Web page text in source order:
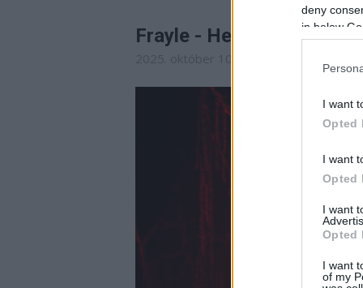
deny
in below
I want
Opted
I want
Opted
I want
Opted
I want
of my
Frayle - Heretics &